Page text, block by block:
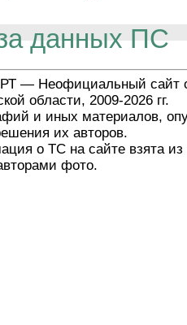
данных ПС
Неофициальный сайт
области, 2009-2026 гг.
и иных материалов,
их авторов.
о ТС на сайте взята из
фото.